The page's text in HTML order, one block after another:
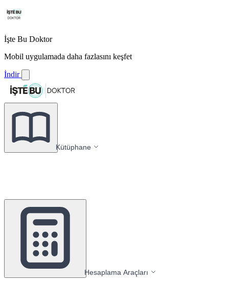
İşte Bu Doktor
Mobil uygulamada daha fazlasını keşfet
İndir
Kütüphane
Hesaplama Araçları